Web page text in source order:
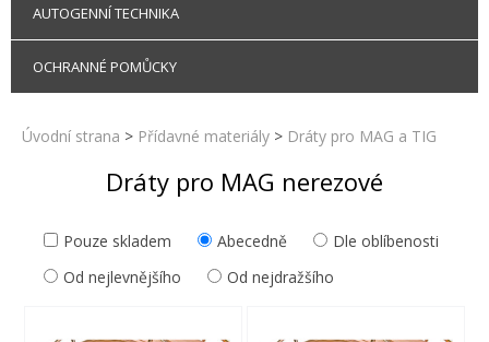
AUTOGENNÍ TECHNIKA
OCHRANNÉ POMŮCKY
Úvodní strana > Přídavné materiály > Dráty pro MAG a TIG
Dráty pro MAG nerezové
Pouze skladem Abecedně
Dle oblíbenosti
Od nejlevnějšího
Od nejdražšího